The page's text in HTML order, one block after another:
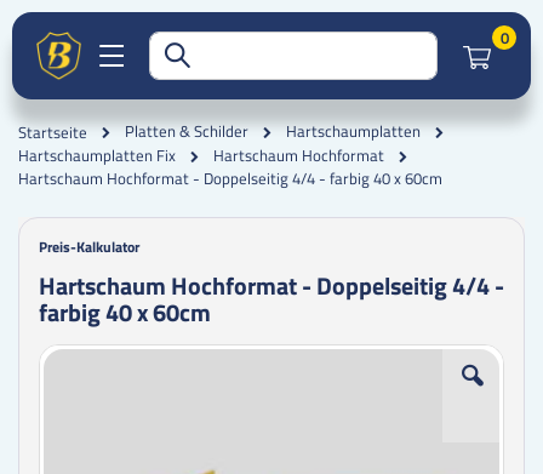
0
Startseite Platten & Schilder
Hartschaumplatten
Hartschaumplatten Fix
Hartschaum Hochformat
Hartschaum Hochformat - Doppelseitig 4/4 - farbig 40 x 60cm
Preis-Kalkulator
Hartschaum Hochformat - Doppelseitig 4/4 -
farbig 40 x 60cm
Zum
Zum